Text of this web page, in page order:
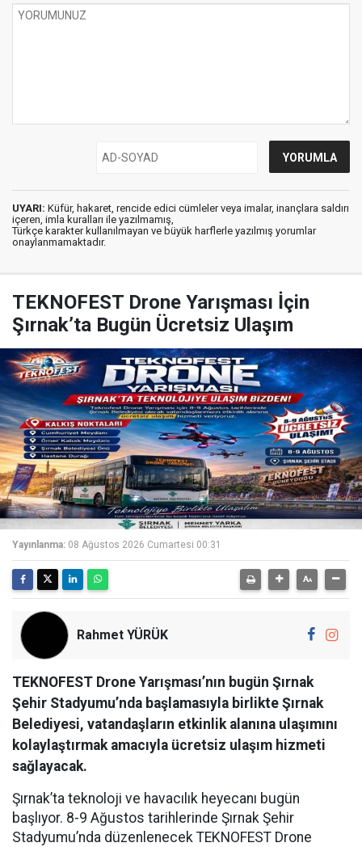
UYARI: Küfür, hakaret, rencide edici cümleler veya imalar, inançlara saldırı
içeren, imla kuralları ile yazılmamış,
Türkçe karakter kullanılmayan ve büyük harflerle yazılmış yorumlar
onaylanmamaktadır.
TEKNOFEST Drone Yarışması İçin
Şırnak’ta Bugün Ücretsiz Ulaşım
Yayınlanma: 08 Ağustos 2026 Cumartesi 00:31
Rahmet YÜRÜK
TEKNOFEST Drone Yarışması’nın bugün Şırnak
Şehir Stadyumu’nda başlamasıyla birlikte Şırnak
Belediyesi, vatandaşların etkinlik alanına ulaşımını
kolaylaştırmak amacıyla ücretsiz ulaşım hizmeti
sağlayacak.
Şırnak’ta teknoloji ve havacılık heyecanı bugün
başlıyor. 8-9 Ağustos tarihlerinde Şırnak Şehir
Stadyumu’nda düzenlenecek TEKNOFEST Drone